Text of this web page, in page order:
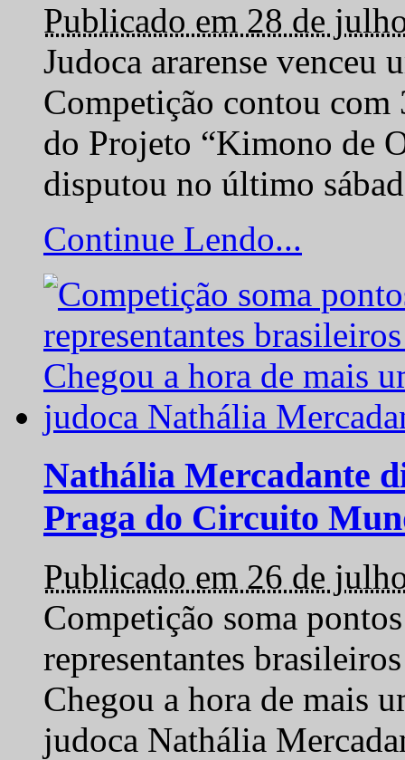
Publicado em 28 de
Judoca ararense venceu
Competição contou com
do Projeto “Kimono de
disputou no último
Continue Lendo...
Nathália Mercadante
Praga do Circuito
Publicado em 26 de
Competição soma
representantes
Chegou a hora de mais
judoca Nathália